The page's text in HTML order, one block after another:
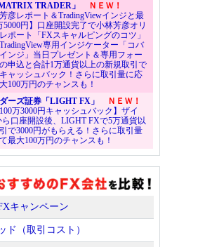
TRADER」
ＮＥＷ！
芳彦レポート＆TradingViewインジと最
5000円】口座開設完了で小林芳彦オリ
ポート「FXスキャルピングのコツ」
専用インジケーター「コバ
ンジ」当日プレゼント＆専用フォー
申込と合計1万通貨以上の新規取引で
ャッシュバック！さらに取引量に応
100万円のチャンスも！
ーズ証券「LIGHT FX」
ＮＥＷ！
100万3000円キャッシュバック】ザイ
口座開設後、LIGHT FXで5万通貨以
で3000円がもらえる！さらに取引量
最大100万円のチャンスも！
キャンペーン
ド（取引コスト）